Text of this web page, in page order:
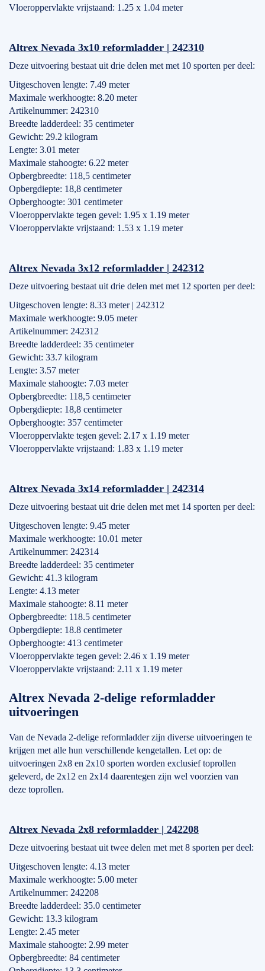
Vloeroppervlakte vrijstaand: 1.25 x 1.04 meter
Altrex Nevada 3x10 reformladder | 242310
Deze uitvoering bestaat uit drie delen met met 10 sporten per deel:
Uitgeschoven lengte: 7.49 meter
Maximale werkhoogte: 8.20 meter
Artikelnummer: 242310
Breedte ladderdeel: 35 centimeter
Gewicht: 29.2 kilogram
Lengte: 3.01 meter
Maximale stahoogte: 6.22 meter
Opbergbreedte: 118,5 centimeter
Opbergdiepte: 18,8 centimeter
Opberghoogte: 301 centimeter
Vloeroppervlakte tegen gevel: 1.95 x 1.19 meter
Vloeroppervlakte vrijstaand: 1.53 x 1.19 meter
Altrex Nevada 3x12 reformladder | 242312
Deze uitvoering bestaat uit drie delen met met 12 sporten per deel:
Uitgeschoven lengte: 8.33 meter | 242312
Maximale werkhoogte: 9.05 meter
Artikelnummer: 242312
Breedte ladderdeel: 35 centimeter
Gewicht: 33.7 kilogram
Lengte: 3.57 meter
Maximale stahoogte: 7.03 meter
Opbergbreedte: 118,5 centimeter
Opbergdiepte: 18,8 centimeter
Opberghoogte: 357 centimeter
Vloeroppervlakte tegen gevel: 2.17 x 1.19 meter
Vloeroppervlakte vrijstaand: 1.83 x 1.19 meter
Altrex Nevada 3x14 reformladder | 242314
Deze uitvoering bestaat uit drie delen met met 14 sporten per deel:
Uitgeschoven lengte: 9.45 meter
Maximale werkhoogte: 10.01 meter
Artikelnummer: 242314
Breedte ladderdeel: 35 centimeter
Gewicht: 41.3 kilogram
Lengte: 4.13 meter
Maximale stahoogte: 8.11 meter
Opbergbreedte: 118.5 centimeter
Opbergdiepte: 18.8 centimeter
Opberghoogte: 413 centimeter
Vloeroppervlakte tegen gevel: 2.46 x 1.19 meter
Vloeroppervlakte vrijstaand: 2.11 x 1.19 meter
Altrex Nevada 2-delige reformladder
uitvoeringen
Van de Nevada 2-delige reformladder zijn diverse uitvoeringen te
krijgen met alle hun verschillende kengetallen. Let op: de
uitvoeringen 2x8 en 2x10 sporten worden exclusief toprollen
geleverd, de 2x12 en 2x14 daarentegen zijn wel voorzien van
deze toprollen.
Altrex Nevada 2x8 reformladder | 242208
Deze uitvoering bestaat uit twee delen met met 8 sporten per deel:
Uitgeschoven lengte: 4.13 meter
Maximale werkhoogte: 5.00 meter
Artikelnummer: 242208
Breedte ladderdeel: 35.0 centimeter
Gewicht: 13.3 kilogram
Lengte: 2.45 meter
Maximale stahoogte: 2.99 meter
Opbergbreedte: 84 centimeter